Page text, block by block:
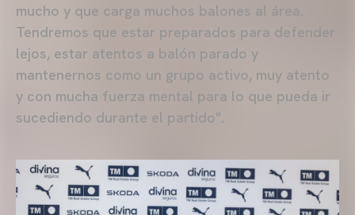
mucho y que carga muchos balones al área.
Tendremos que estar preparados para defender
lejos, estar atentos a balón parado y
mantenernos como un grupo activo, muy atento
y con mucha fuerza mental para lo que pueda ir
sucediendo durante el partido".